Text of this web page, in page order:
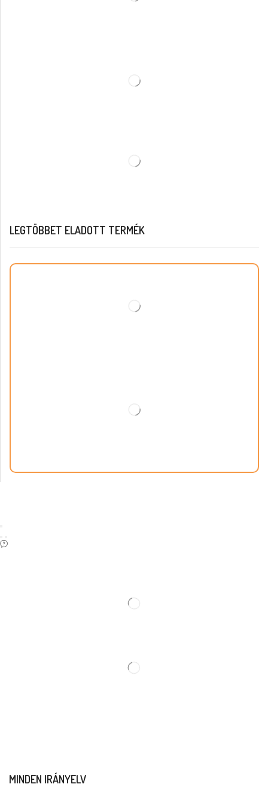
LEGTÖBBET ELADOTT TERMÉK
MINDEN IRÁNYELV